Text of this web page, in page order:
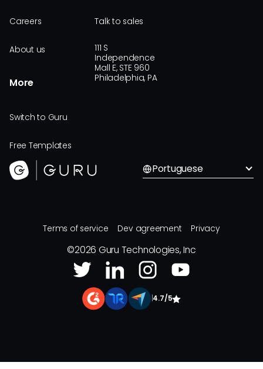
Careers
About us
More
Switch to Guru
Free Templates
Talk to sales
111 S
Independence
Mall E, STE 960
Philadelphia, PA
Portuguese
Terms of service Dev agreement Privacy
©2026 Guru Technologies, Inc
4.7/5